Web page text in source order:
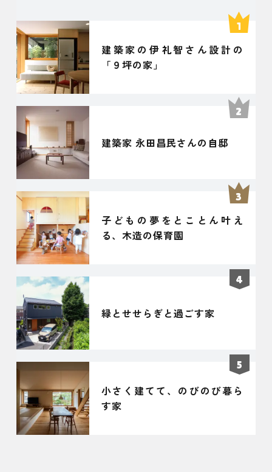
建築家の伊礼智さん設計の
「９坪の家」
建築家 永田昌民さんの自邸
子どもの夢をとことん叶え
る、木造の保育園
緑とせせらぎと過ごす家
小さく建てて、のびのび暮ら
す家